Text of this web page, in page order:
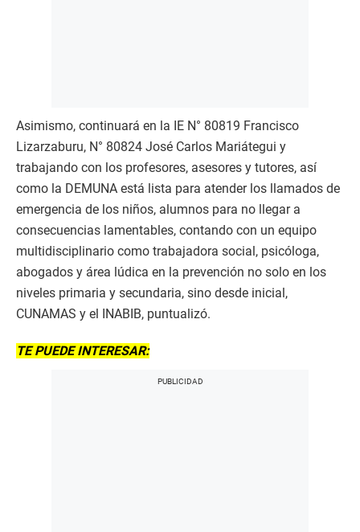
Asimismo, continuará en la IE N° 80819 Francisco
Lizarzaburu, N° 80824 José Carlos Mariátegui y
trabajando con los profesores, asesores y tutores, así
como la DEMUNA está lista para atender los llamados de
emergencia de los niños, alumnos para no llegar a
consecuencias lamentables, contando con un equipo
multidisciplinario como trabajadora social, psicóloga,
abogados y área lúdica en la prevención no solo en los
niveles primaria y secundaria, sino desde inicial,
CUNAMAS y el INABIB, puntualizó.
TE PUEDE INTERESAR: